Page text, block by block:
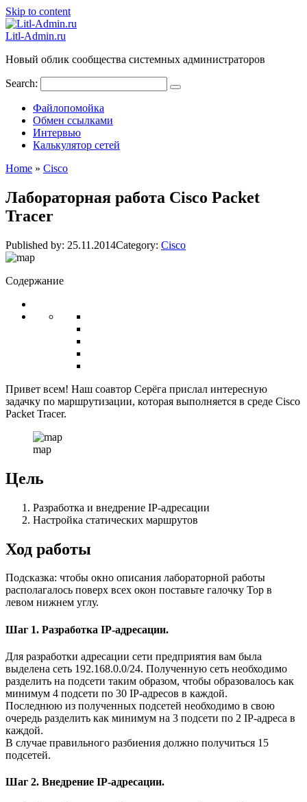
Skip to content
Litl-Admin.ru
Новый облик сообщества системных администраторов
Search:
Файлопомойка
Обмен ссылками
Интервью
Калькулятор сетей
Home » Cisco
Лабораторная работа Cisco Packet
Tracer
Published by: 25.11.2014Category: Cisco
Содержание
Привет всем! Наш соавтор Серёга прислал интересную
задачку по маршрутизации, которая выполняется в среде Cisco
Packet Tracer.
map
Цель
Разработка и внедрение IP-адресации
Настройка статических маршрутов
Ход работы
Подсказка: чтобы окно описания лабораторной работы
располагалось поверх всех окон поставьте галочку Top в
левом нижнем углу.
Шаг 1. Разработка IP-адресации.
Для разработки адресации сети предприятия вам была
выделена сеть 192.168.0.0/24. Полученную сеть необходимо
разделить на подсети таким образом, чтобы образовалось как
минимум 4 подсети по 30 IP-адресов в каждой.
Последнюю из полученных подсетей необходимо в свою
очередь разделить как минимум на 3 подсети по 2 IP-адреса в
каждой.
В случае правильного разбиения должно получиться 15
подсетей.
Шаг 2. Внедрение IP-адресации.